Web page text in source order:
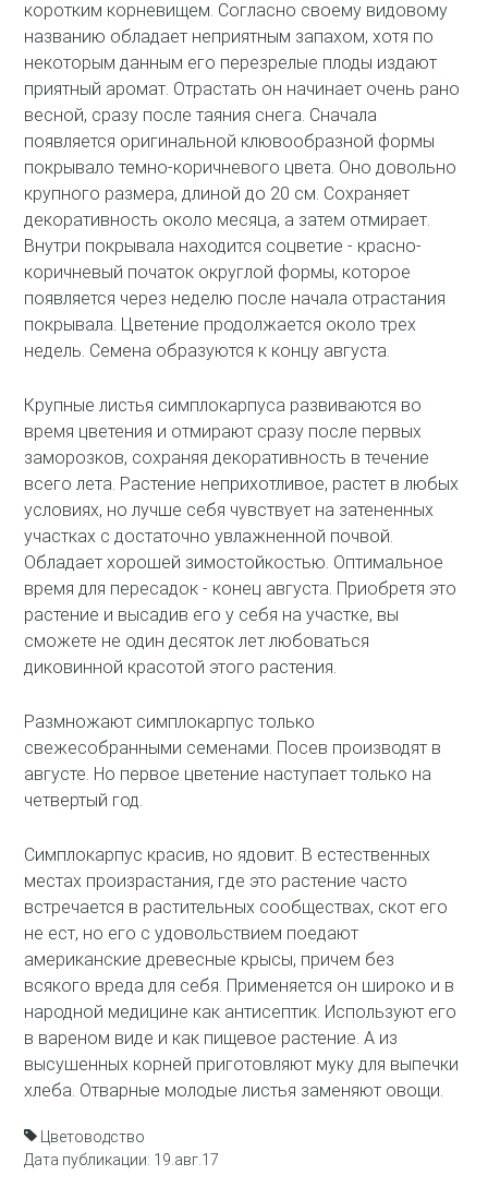
коротким корневищем. Согласно своему видовому
названию обладает неприятным запахом, хотя по
некоторым данным его перезрелые плоды издают
приятный аромат. Отрастать он начинает очень рано
весной, сразу после таяния снега. Сначала
появляется оригинальной клювообразной формы
покрывало темно-коричневого цвета. Оно довольно
крупного размера, длиной до 20 см. Сохраняет
декоративность около месяца, а затем отмирает.
Внутри покрывала находится соцветие - красно-
коричневый початок округлой формы, которое
появляется через неделю после начала отрастания
покрывала. Цветение продолжается около трех
недель. Семена образуются к концу августа.
Крупные листья симплокарпуса развиваются во
время цветения и отмирают сразу после первых
заморозков, сохраняя декоративность в течение
всего лета. Растение неприхотливое, растет в любых
условиях, но лучше себя чувствует на затененных
участках с достаточно увлажненной почвой.
Обладает хорошей зимостойкостью. Оптимальное
время для пересадок - конец августа. Приобретя это
растение и высадив его у себя на участке, вы
сможете не один десяток лет любоваться
диковинной красотой этого растения.
Размножают симплокарпус только
свежесобранными семенами. Посев производят в
августе. Но первое цветение наступает только на
четвертый год.
Симплокарпус красив, но ядовит. В естественных
местах произрастания, где это растение часто
встречается в растительных сообществах, скот его
не ест, но его с удовольствием поедают
американские древесные крысы, причем без
всякого вреда для себя. Применяется он широко и в
народной медицине как антисептик. Используют его
в вареном виде и как пищевое растение. А из
высушенных корней приготовляют муку для выпечки
хлеба. Отварные молодые листья заменяют овощи.
Цветоводство
Дата публикации: 19.авг.17